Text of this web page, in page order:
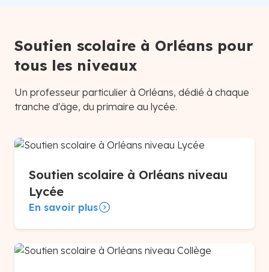
Soutien scolaire à Orléans pour
tous les niveaux
Un professeur particulier à Orléans, dédié à chaque
tranche d'âge, du primaire au lycée.
Soutien scolaire à Orléans niveau
Lycée
En savoir plus